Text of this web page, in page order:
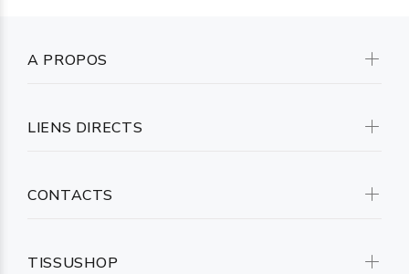
A PROPOS
LIENS DIRECTS
CONTACTS
TISSUSHOP